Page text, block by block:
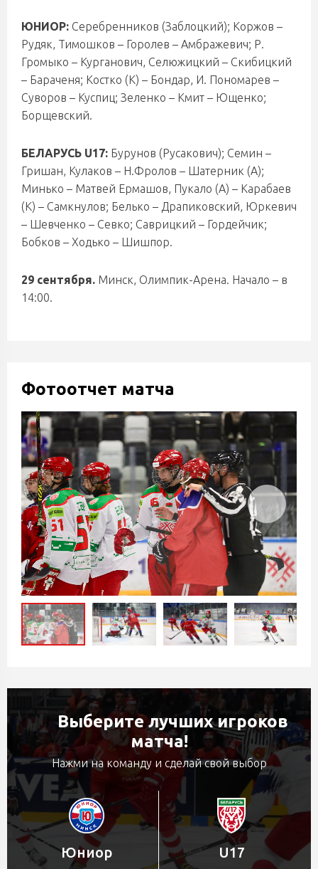
ЮНИОР: Серебренников (Заблоцкий); Коржов –
Рудяк, Тимошков – Горолев – Амбражевич; Р.
Громыко – Курганович, Селюжицкий – Скибицкий
– Бараченя; Костко (К) – Бондар, И. Пономарев –
Суворов – Куспиц; Зеленко – Кмит – Ющенко;
Борщевский.
БЕЛАРУСЬ U17: Бурунов (Русакович); Семин –
Гришан, Кулаков – Н.Фролов – Шатерник (А);
Минько – Матвей Ермашов, Пукало (А) – Карабаев
(К) – Самкнулов; Белько – Драпиковский, Юркевич
– Шевченко – Севко; Саврицкий – Гордейчик;
Бобков – Ходько – Шишпор.
29 сентября. Минск, Олимпик-Арена. Начало – в
14:00.
Фотоотчет матча
Выберите лучших игроков
матча!
Нажми на команду и сделай свой выбор
Юниор U17